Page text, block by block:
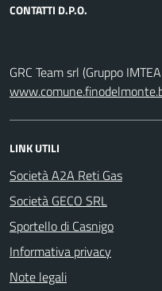
CONTATTI D.P.O.
GRC Team srl (Gruppo
LINK UTILI
Società A2A Reti Gas
Società GECO SRL
Sportello di Casnigo
Informativa privacy
Note legali